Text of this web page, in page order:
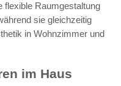
flexible Raumgestaltung
sie gleichzeitig
in Wohnzimmer und
im Haus